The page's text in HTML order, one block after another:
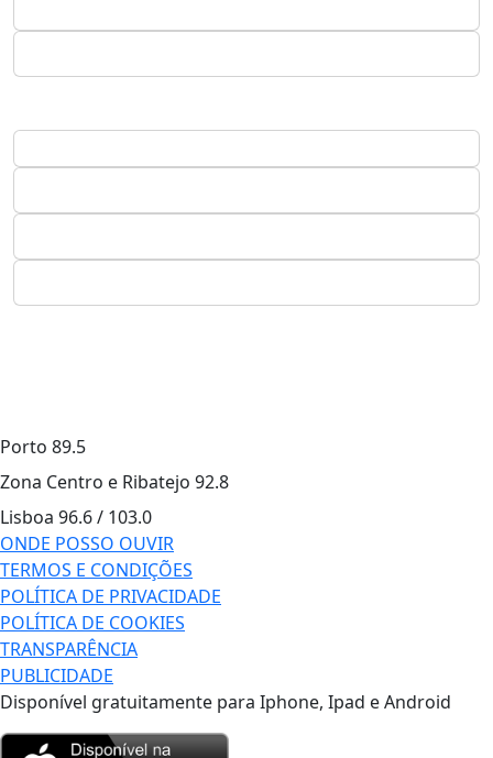
Porto 89.5
Zona Centro e Ribatejo 92.8
Lisboa 96.6 / 103.0
ONDE POSSO OUVIR
TERMOS E CONDIÇÕES
POLÍTICA DE PRIVACIDADE
POLÍTICA DE COOKIES
TRANSPARÊNCIA
PUBLICIDADE
Disponível gratuitamente para Iphone, Ipad e Android